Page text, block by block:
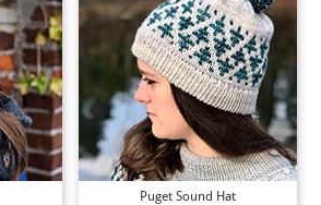
Puget Sound Hat